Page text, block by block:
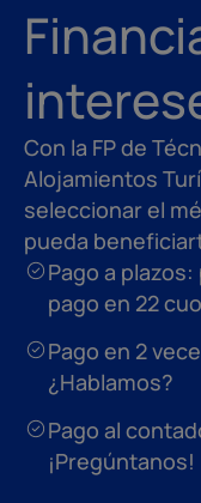
Con la FP de
Alojamientos
seleccionar el
pueda
Pago a
pago en 22
Pago en 2
¿Hablamos?
Pago al
¡Pregúntanos!